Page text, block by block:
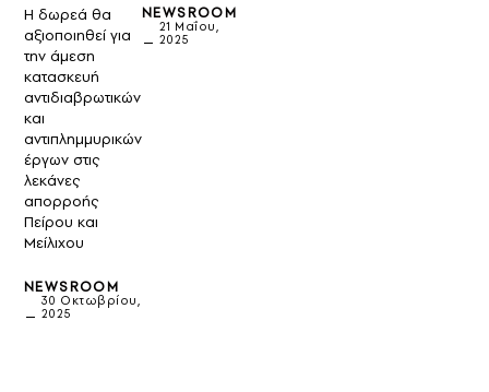
Η δωρεά θα
αξιοποιηθεί για
την άμεση
κατασκευή
αντιδιαβρωτικών
και
αντιπλημμυρικών
έργων στις
λεκάνες
απορροής
Πείρου και
Μείλιχου
NEWSROOM
30 Οκτωβρίου,
2025
NEWSROOM
21 Μαΐου,
2025